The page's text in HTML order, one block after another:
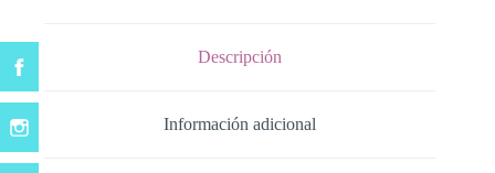
Descripción
Información adicional